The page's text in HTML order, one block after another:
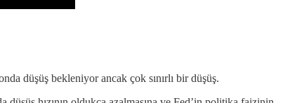
düşüş bekleniyor ancak çok sınırlı bir düşüş.